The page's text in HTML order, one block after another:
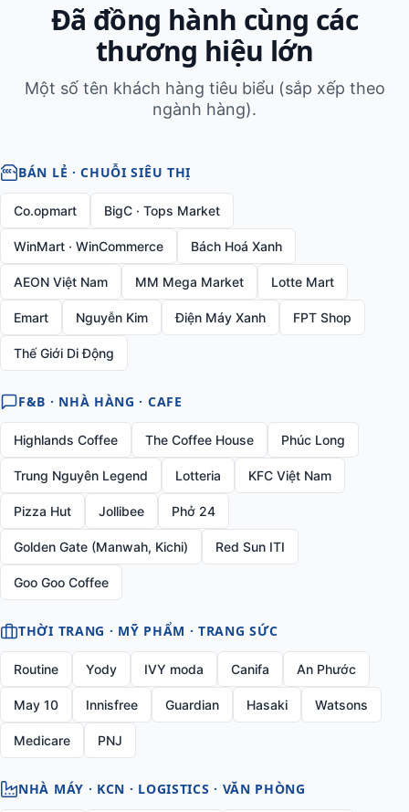
Đã đồng hành cùng các
thương hiệu lớn
Một số tên khách hàng tiêu biểu (sắp xếp theo
ngành hàng).
BÁN LẺ · CHUỖI SIÊU THỊ
Co.opmart BigC · Tops Market
WinMart · WinCommerce Bách Hoá Xanh
AEON Việt Nam MM Mega Market Lotte Mart
Emart Nguyễn Kim Điện Máy Xanh FPT Shop
Thế Giới Di Động
F&B · NHÀ HÀNG · CAFE
Highlands Coffee The Coffee House Phúc Long
Trung Nguyên Legend Lotteria KFC Việt Nam
Pizza Hut Jollibee Phở 24
Golden Gate (Manwah, Kichi) Red Sun ITI
Goo Goo Coffee
THỜI TRANG · MỸ PHẨM · TRANG SỨC
Routine Yody IVY moda Canifa An Phước
May 10 Innisfree Guardian Hasaki Watsons
Medicare PNJ
NHÀ MÁY · KCN · LOGISTICS · VĂN PHÒNG